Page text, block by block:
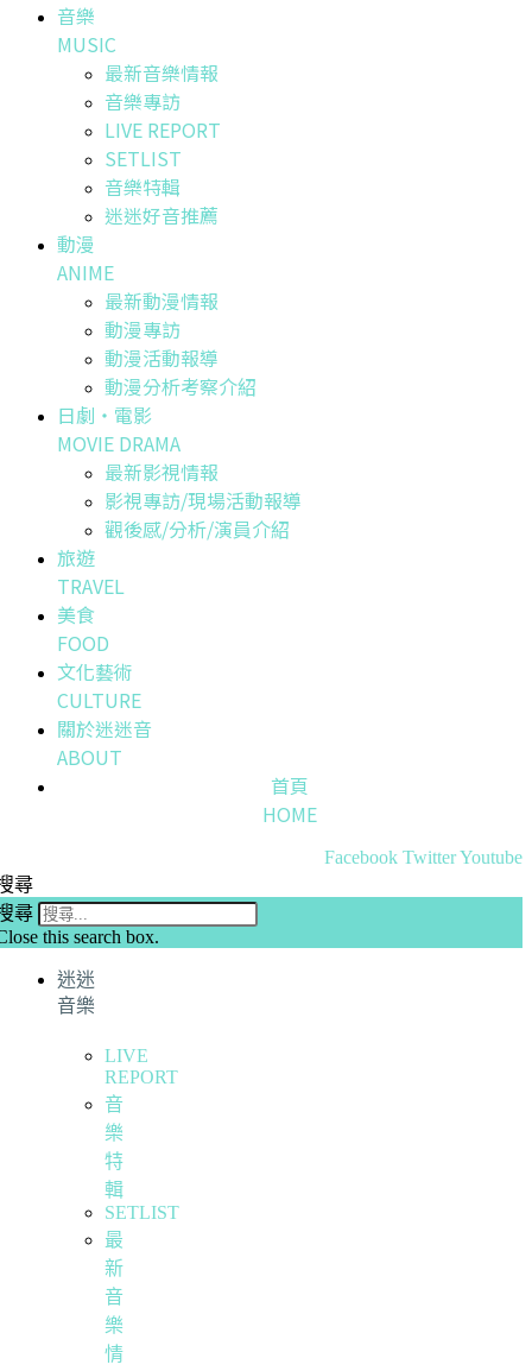
音樂
MUSIC
最新音樂情報
音樂專訪
LIVE REPORT
SETLIST
音樂特輯
迷迷好音推薦
動漫
ANIME
最新動漫情報
動漫專訪
動漫活動報導
動漫分析考察介紹
日劇・電影
MOVIE DRAMA
最新影視情報
影視專訪/現場活動報導
觀後感/分析/演員介紹
旅遊
TRAVEL
美食
FOOD
文化藝術
CULTURE
關於迷迷音
ABOUT
首頁
HOME
Facebook TwitterYoutube
尋
尋
this search box.
迷迷
音樂
LIVE
REPORT
音
樂
特
輯
SETLIST
最
新
音
樂
情